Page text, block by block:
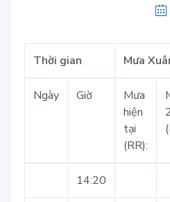
Thời gian Mưa
Ngày Giờ
Mưa
hiện
tại
(RR):
14:20